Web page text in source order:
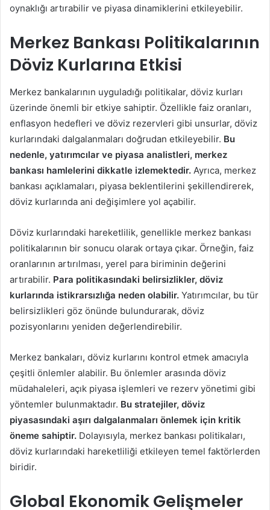
oynaklığı artırabilir ve piyasa dinamiklerini etkileyebilir.
Merkez Bankası Politikalarının
Döviz Kurlarına Etkisi
Merkez bankalarının uyguladığı politikalar, döviz kurları
üzerinde önemli bir etkiye sahiptir. Özellikle faiz oranları,
enflasyon hedefleri ve döviz rezervleri gibi unsurlar, döviz
kurlarındaki dalgalanmaları doğrudan etkileyebilir. Bu
nedenle, yatırımcılar ve piyasa analistleri, merkez
bankası hamlelerini dikkatle izlemektedir. Ayrıca, merkez
bankası açıklamaları, piyasa beklentilerini şekillendirerek,
döviz kurlarında ani değişimlere yol açabilir.
Döviz kurlarındaki hareketlilik, genellikle merkez bankası
politikalarının bir sonucu olarak ortaya çıkar. Örneğin, faiz
oranlarının artırılması, yerel para biriminin değerini
artırabilir. Para politikasındaki belirsizlikler, döviz
kurlarında istikrarsızlığa neden olabilir. Yatırımcılar, bu tür
belirsizlikleri göz önünde bulundurarak, döviz
pozisyonlarını yeniden değerlendirebilir.
Merkez bankaları, döviz kurlarını kontrol etmek amacıyla
çeşitli önlemler alabilir. Bu önlemler arasında döviz
müdahaleleri, açık piyasa işlemleri ve rezerv yönetimi gibi
yöntemler bulunmaktadır. Bu stratejiler, döviz
piyasasındaki aşırı dalgalanmaları önlemek için kritik
öneme sahiptir. Dolayısıyla, merkez bankası politikaları,
döviz kurlarındaki hareketliliği etkileyen temel faktörlerden
biridir.
Global Ekonomik Gelişmeler